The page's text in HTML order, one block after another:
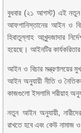
বুধবার (২১ আগস্ট) এই নতুন
আফগানিস্তানের আইন ও
হিবাতুল্লাহ আখুন্দজাদার
হয়েছে। আইনটির কার্যকরিতার
আইন ও বিচার মন্ত্রণালয়ের
আইন অনুযায়ী নীতি ও
কাজগুলো ইসলামি শরীয়াহ
নতুন আইন অনুযায়ী,
রাখতে হবে এবং কেউ নামাজ ও